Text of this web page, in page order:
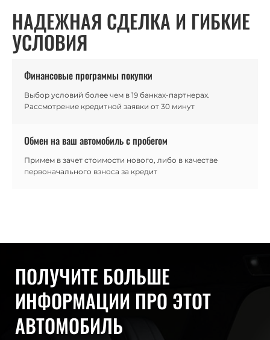
НАДЕЖНАЯ СДЕЛКА И ГИБКИЕ
УСЛОВИЯ
Финансовые программы покупки
Выбор условий более чем в 19 банках-партнерах.
Рассмотрение кредитной заявки от 30 минут
Обмен на ваш автомобиль с пробегом
Примем в зачет стоимости нового, либо в качестве
первоначального взноса за кредит
ПОЛУЧИТЕ БОЛЬШЕ
ИНФОРМАЦИИ ПРО ЭТОТ
АВТОМОБИЛЬ